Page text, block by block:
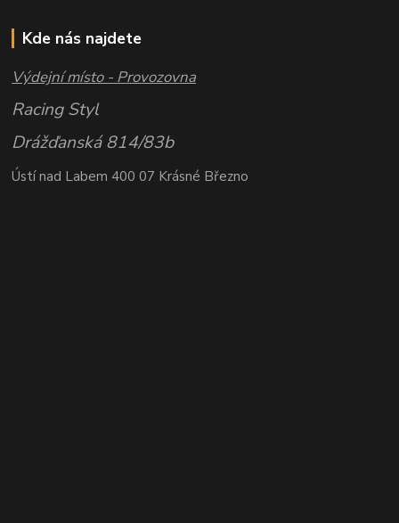
Kde nás najdete
Výdejní místo - Provozovna
Racing Styl
Drážďanská 814/83b
Ústí nad Labem 400 07 Krásné Březno